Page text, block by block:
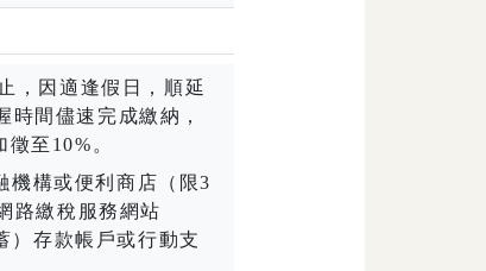
，因適逢假日，順延
間儘速完成繳納，
徵至 10% 。
機構或便利商店（限3
路繳稅服務網站
）存款帳戶或行動支